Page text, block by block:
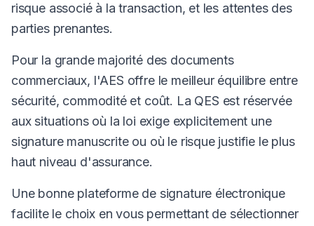
risque associé à la transaction, et les attentes des
parties prenantes.
Pour la grande majorité des documents
commerciaux, l'AES offre le meilleur équilibre entre
sécurité, commodité et coût. La QES est réservée
aux situations où la loi exige explicitement une
signature manuscrite ou où le risque justifie le plus
haut niveau d'assurance.
Une bonne plateforme de signature électronique
facilite le choix en vous permettant de sélectionner